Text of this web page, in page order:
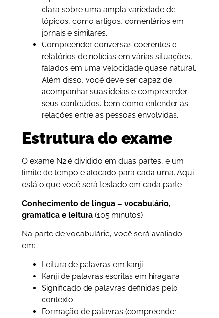
clara sobre uma ampla variedade de
tópicos, como artigos, comentários em
jornais e similares.
Compreender conversas coerentes e
relatórios de notícias em várias situações,
falados em uma velocidade quase natural.
Além disso, você deve ser capaz de
acompanhar suas ideias e compreender
seus conteúdos, bem como entender as
relações entre as pessoas envolvidas.
Estrutura do exame
O exame N2 é dividido em duas partes, e um
limite de tempo é alocado para cada uma. Aqui
está o que você será testado em cada parte
Conhecimento de língua – vocabulário,
gramática e leitura (105 minutos)
Na parte de vocabulário, você será avaliado
em:
Leitura de palavras em kanji
Kanji de palavras escritas em hiragana
Significado de palavras definidas pelo
contexto
Formação de palavras (compreender